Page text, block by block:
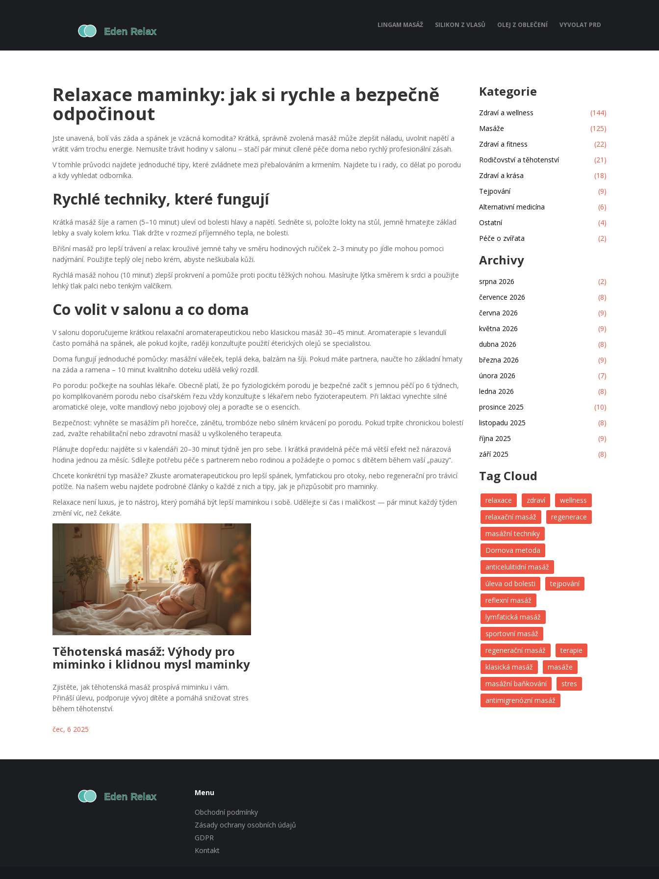
LINGAM MASÁŽ SILIKON Z VLASŮ OLEJ Z OBLEČENÍ VYVOLAT PRD
Relaxace maminky: jak si rychle a bezpečně
odpočinout
Jste unavená, bolí vás záda a spánek je vzácná komodita? Krátká, správně zvolená masáž může zlepšit náladu, uvolnit napětí a
vrátit vám trochu energie. Nemusíte trávit hodiny v salonu – stačí pár minut cílené péče doma nebo rychlý profesionální zásah.
V tomhle průvodci najdete jednoduché tipy, které zvládnete mezi přebalováním a krmením. Najdete tu i rady, co dělat po porodu
a kdy vyhledat odborníka.
Rychlé techniky, které fungují
Krátká masáž šíje a ramen (5–10 minut) uleví od bolesti hlavy a napětí. Sedněte si, položte lokty na stůl, jemně hmatejte základ
lebky a svaly kolem krku. Tlak držte v rozmezí příjemného tepla, ne bolesti.
Břišní masáž pro lepší trávení a relax: krouživé jemné tahy ve směru hodinových ručiček 2–3 minuty po jídle mohou pomoci
nadýmání. Použijte teplý olej nebo krém, abyste neškubala kůži.
Rychlá masáž nohou (10 minut) zlepší prokrvení a pomůže proti pocitu těžkých nohou. Masírujte lýtka směrem k srdci a použijte
lehký tlak palci nebo tenkým valčíkem.
Co volit v salonu a co doma
V salonu doporučujeme krátkou relaxační aromaterapeutickou nebo klasickou masáž 30–45 minut. Aromaterapie s levandulí
často pomáhá na spánek, ale pokud kojíte, raději konzultujte použití éterických olejů se specialistou.
Doma fungují jednoduché pomůcky: masážní váleček, teplá deka, balzám na šíji. Pokud máte partnera, naučte ho základní hmaty
na záda a ramena – 10 minut kvalitního doteku udělá velký rozdíl.
Po porodu: počkejte na souhlas lékaře. Obecně platí, že po fyziologickém porodu je bezpečné začít s jemnou péčí po 6 týdnech,
po komplikovaném porodu nebo císařském řezu vždy konzultujte s lékařem nebo fyzioterapeutem. Při laktaci vynechte silné
aromatické oleje, volte mandlový nebo jojobový olej a poraďte se o esencích.
Bezpečnost: vyhněte se masážím při horečce, zánětu, trombóze nebo silném krvácení po porodu. Pokud trpíte chronickou bolestí
zad, zvažte rehabilitační nebo zdravotní masáž u vyškoleného terapeuta.
Plánujte dopředu: najděte si v kalendáři 20–30 minut týdně jen pro sebe. I krátká pravidelná péče má větší efekt než nárazová
hodina jednou za měsíc. Sdílejte potřebu péče s partnerem nebo rodinou a požádejte o pomoc s dítětem během vaší „pauzy“.
Chcete konkrétní typ masáže? Zkuste aromaterapeutickou pro lepší spánek, lymfatickou pro otoky, nebo regenerační pro trávicí
potíže. Na našem webu najdete podrobné články o každé z nich a tipy, jak je přizpůsobit pro maminky.
Relaxace není luxus, je to nástroj, který pomáhá být lepší maminkou i sobě. Udělejte si čas i maličkost — pár minut každý týden
změní víc, než čekáte.
Těhotenská masáž: Výhody pro
miminko i klidnou mysl maminky
Zjistěte, jak těhotenská masáž prospívá miminku i vám.
Přináší úlevu, podporuje vývoj dítěte a pomáhá snižovat stres
během těhotenství.
čec, 6 2025
Kategorie
Zdraví a wellness
(144)
Masáže
(125)
Zdraví a fitness
(22)
Rodičovství a těhotenství
(21)
Zdraví a krása
(18)
Tejpování
(9)
Alternativní medicína
(6)
Ostatní
(4)
Péče o zvířata
(2)
Archivy
srpna 2026
(2)
července 2026
(8)
června 2026
(9)
května 2026
(9)
dubna 2026
(8)
března 2026
(9)
února 2026
(7)
ledna 2026
(8)
prosince 2025
(10)
listopadu 2025
(8)
října 2025
(9)
září 2025
(8)
Tag Cloud
relaxace zdraví
wellness
relaxační masáž
regenerace
masážní techniky
Dornova metoda
anticelulitidní masáž
úleva od bolesti
tejpování
reflexní masáž
lymfatická masáž
sportovní masáž
regenerační masáž
terapie
klasická masáž
masáže
masážní baňkování
stres
antimigrenózní masáž
Menu
Obchodní podmínky
Zásady ochrany osobních údajů
GDPR
Kontakt